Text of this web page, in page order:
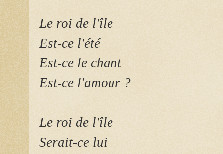
Le roi de l'île
Est-ce l'été
Est-ce le chant
Est-ce l'amour ?
Le roi de l'île
Serait-ce lui